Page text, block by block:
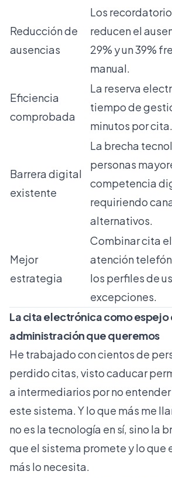
Reducción de
ausencias
Los
reducen el
29% y un 39%
manual.
Eficiencia
comprobada
La reserva
tiempo de
minutos por cita.
Barrera digital
existente
La brecha
personas
competencia
requiriendo
alternativos.
Mejor
estrategia
Combinar cita
atención
los perfiles de
excepciones.
La cita electrónica como espejo
administración que queremos
He trabajado con cientos de
perdido citas, visto caducar
a intermediarios por no
este sistema. Y lo que más me
no es la tecnología en sí, sino la
que el sistema promete y lo que
más lo necesita.